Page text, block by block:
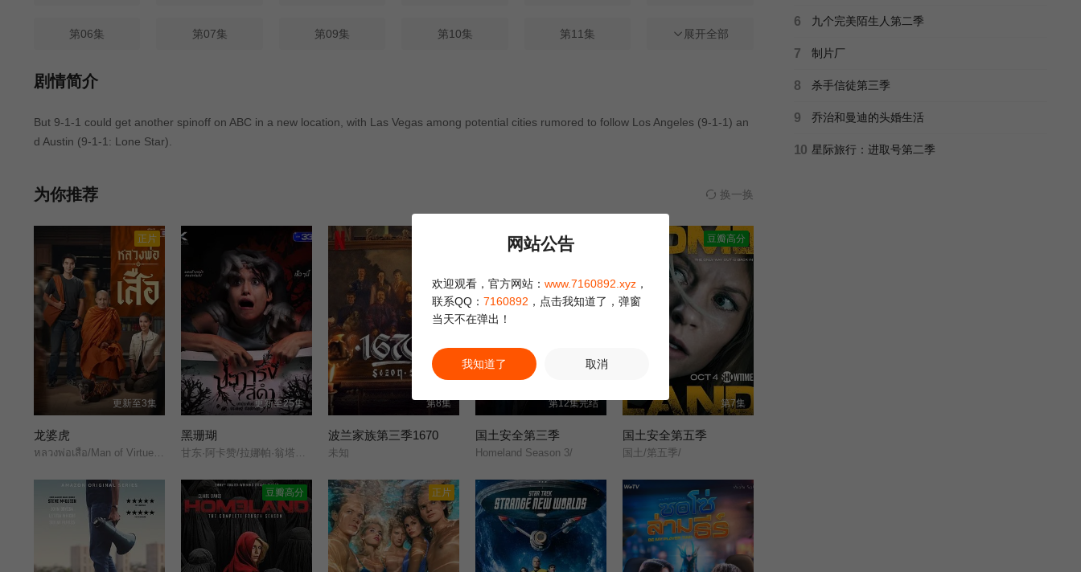
第06集 第07集 第09集 第10集 第11集 第12集
第13集
第08集
展开全部
剧情简介
But 9-1-1 could get another spinoff on ABC in a new location, with Las Vegas among potential cities rumored to follow Los Angeles (9-1-1) an
d Austin (9-1-1: Lone Star).
为你推荐 换一换
正片
更新至3集
龙婆虎
หลวงพ่อเสือ/Man of Virtue/Luang Pho Suea/
更新至25集
黑珊瑚
甘东·阿卡赞/拉娜帕·翁塔娜特/莫拉克·桑塔维/塔纳功·陂沙亚侬/玛妮娜·甘姆雯/帕拉查功·皮亚萨库乔/周·艮欧若戈·塔潘努特/松希·努诺卡空希/缓乐莉·格隆格侬/温拿·圭毕达/迪·威威迪·巴沃隆凯拉霆卡州恩/
第8集
波兰家族第三季1670
未知
豆瓣高分
第12集完结
国土安全第三季
Homeland Season 3/
豆瓣高分
第7集
国土安全第五季
国土/第五季/
豆瓣高分 正片
6 九个完美陌生人第二季
7 制片厂
8 杀手信徒第三季
9 乔治和曼迪的头婚生活
10 星际旅行：进取号第二季
网站公告
欢迎观看，官方网站： www.7160892.xyz ，
联系QQ： 7160892 ，点击我知道了，弹窗
当天不在弹出！
我知道了 取消